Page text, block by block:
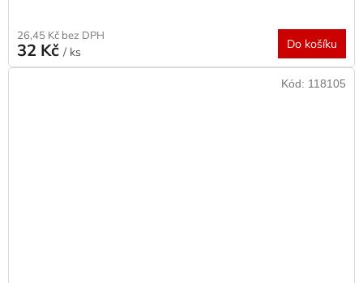
26,45 Kč bez DPH
32 Kč / ks
Do košíku
Kód: 118105